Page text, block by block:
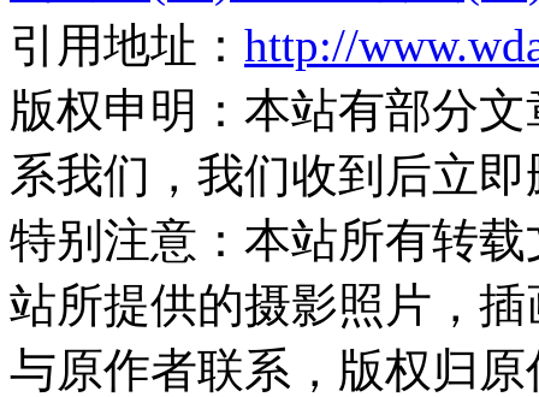
引用地址： http://
版权申明： 本站有部分
系我们，我们收到后立
特别注意： 本站所有转
站所提供的摄影照片，
与原作者联系，版权归